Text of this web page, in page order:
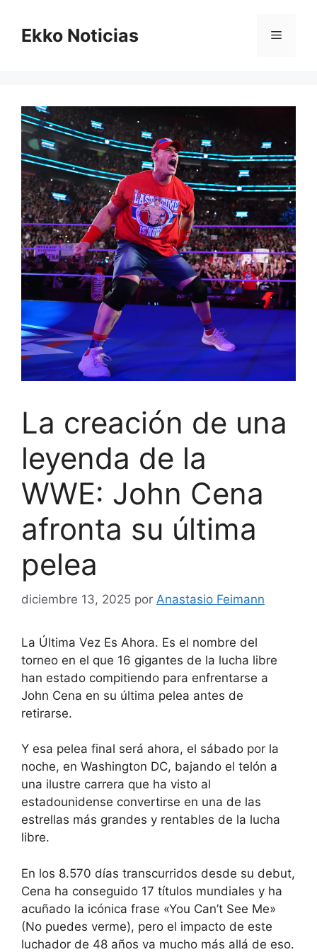
contenido
Ekko Noticias Menú
La creación de una
leyenda de la
WWE: John Cena
afronta su última
pelea
diciembre 13, 2025 por Anastasio Feimann
La Última Vez Es Ahora. Es el nombre del
torneo en el que 16 gigantes de la lucha libre
han estado compitiendo para enfrentarse a
John Cena en su última pelea antes de
retirarse.
Y esa pelea final será ahora, el sábado por la
noche, en Washington DC, bajando el telón a
una ilustre carrera que ha visto al
estadounidense convertirse en una de las
estrellas más grandes y rentables de la lucha
libre.
En los 8.570 días transcurridos desde su debut,
Cena ha conseguido 17 títulos mundiales y ha
acuñado la icónica frase «You Can’t See Me»
(No puedes verme), pero el impacto de este
luchador de 48 años va mucho más allá de eso.